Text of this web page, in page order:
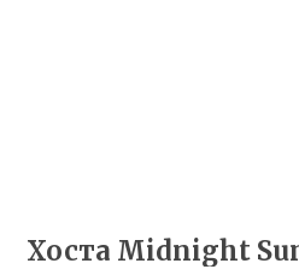
Хоста Midnight